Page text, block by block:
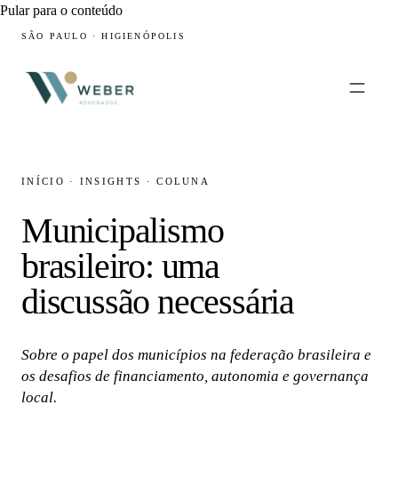
Pular para o conteúdo
SÃO PAULO · HIGIENÓPOLIS
INÍCIO · INSIGHTS ·COLUNA
Municipalismo
brasileiro: uma
discussão necessária
Sobre o papel dos municípios na federação brasileira e
os desafios de financiamento, autonomia e governança
local.